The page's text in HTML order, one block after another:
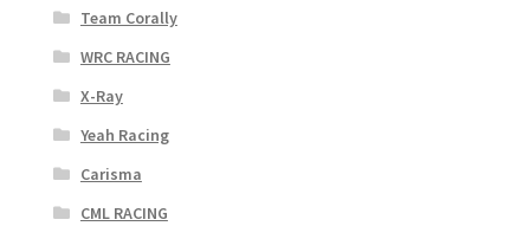
Team Corally
WRC RACING
X-Ray
Yeah Racing
Carisma
CML RACING